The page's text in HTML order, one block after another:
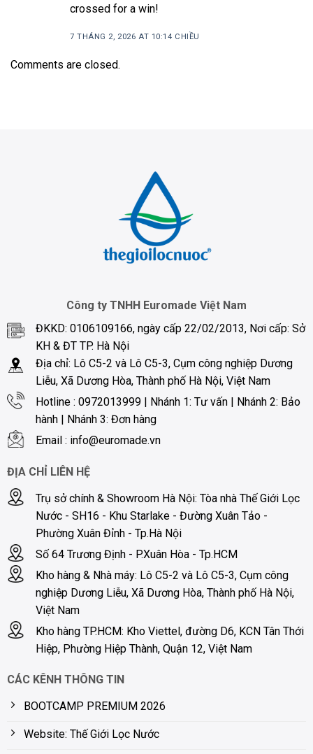
crossed for a win!
7 THÁNG 2, 2026 AT 10:14 CHIỀU
Comments are closed.
Công ty TNHH Euromade Việt Nam
ĐKKD: 0106109166, ngày cấp 22/02/2013, Nơi cấp: Sở
KH & ĐT TP. Hà Nội
Địa chỉ: Lô C5-2 và Lô C5-3, Cụm công nghiệp Dương
Liễu, Xã Dương Hòa, Thành phố Hà Nội, Việt Nam
Hotline : 0972013999 | Nhánh 1: Tư vấn | Nhánh 2: Bảo
hành | Nhánh 3: Đơn hàng
Email : info@euromade.vn
ĐỊA CHỈ LIÊN HỆ
Trụ sở chính & Showroom Hà Nội: Tòa nhà Thế Giới Lọc
Nước - SH16 - Khu Starlake - Đường Xuân Tảo -
Phường Xuân Đỉnh - Tp.Hà Nội
Số 64 Trương Định - P.Xuân Hòa - Tp.HCM
Kho hàng & Nhà máy: Lô C5-2 và Lô C5-3, Cụm công
nghiệp Dương Liễu, Xã Dương Hòa, Thành phố Hà Nội,
Việt Nam
Kho hàng TP.HCM: Kho Viettel, đường D6, KCN Tân Thới
Hiệp, Phường Hiệp Thành, Quận 12, Việt Nam
CÁC KÊNH THÔNG TIN
BOOTCAMP PREMIUM 2026
Website: Thế Giới Lọc Nước